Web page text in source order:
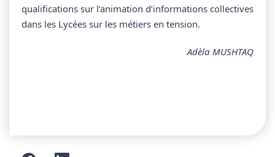
qualifications sur l’animation d’informations collectives
dans les Lycées sur les métiers en tension.
Adèla MUSHTAQ